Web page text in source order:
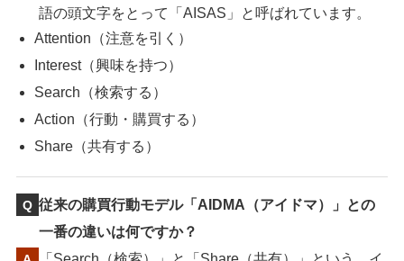
語の頭文字をとって「AISAS」と呼ばれています。
Attention（注意を引く）
Interest（興味を持つ）
Search（検索する）
Action（行動・購買する）
Share（共有する）
従来の購買行動モデル「AIDMA（アイドマ）」との
一番の違いは何ですか？